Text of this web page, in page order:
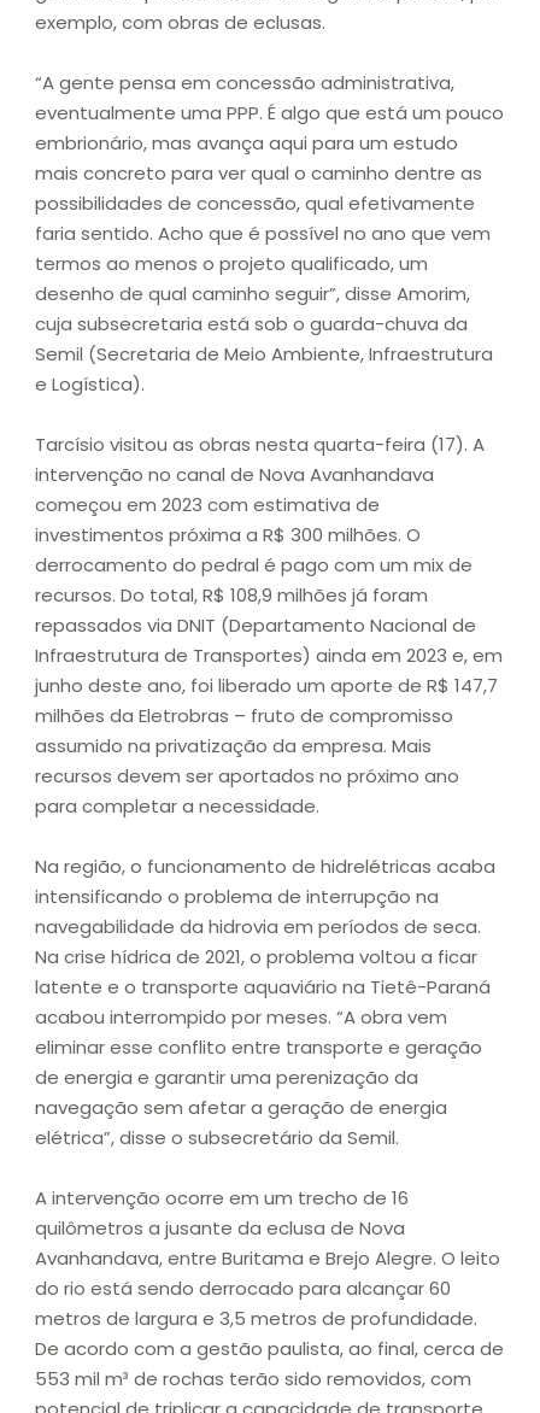
exemplo, com obras de eclusas.
“A gente pensa em concessão administrativa,
eventualmente uma PPP. É algo que está um pouco
embrionário, mas avança aqui para um estudo
mais concreto para ver qual o caminho dentre as
possibilidades de concessão, qual efetivamente
faria sentido. Acho que é possível no ano que vem
termos ao menos o projeto qualificado, um
desenho de qual caminho seguir”, disse Amorim,
cuja subsecretaria está sob o guarda-chuva da
Semil (Secretaria de Meio Ambiente, Infraestrutura
e Logística).
Tarcísio visitou as obras nesta quarta-feira (17). A
intervenção no canal de Nova Avanhandava
começou em 2023 com estimativa de
investimentos próxima a R$ 300 milhões. O
derrocamento do pedral é pago com um mix de
recursos. Do total, R$ 108,9 milhões já foram
repassados via DNIT (Departamento Nacional de
Infraestrutura de Transportes) ainda em 2023 e, em
junho deste ano, foi liberado um aporte de R$ 147,7
milhões da Eletrobras – fruto de compromisso
assumido na privatização da empresa. Mais
recursos devem ser aportados no próximo ano
para completar a necessidade.
Na região, o funcionamento de hidrelétricas acaba
intensificando o problema de interrupção na
navegabilidade da hidrovia em períodos de seca.
Na crise hídrica de 2021, o problema voltou a ficar
latente e o transporte aquaviário na Tietê-Paraná
acabou interrompido por meses. “A obra vem
eliminar esse conflito entre transporte e geração
de energia e garantir uma perenização da
navegação sem afetar a geração de energia
elétrica”, disse o subsecretário da Semil.
A intervenção ocorre em um trecho de 16
quilômetros a jusante da eclusa de Nova
Avanhandava, entre Buritama e Brejo Alegre. O leito
do rio está sendo derrocado para alcançar 60
metros de largura e 3,5 metros de profundidade.
De acordo com a gestão paulista, ao final, cerca de
553 mil m³ de rochas terão sido removidos, com